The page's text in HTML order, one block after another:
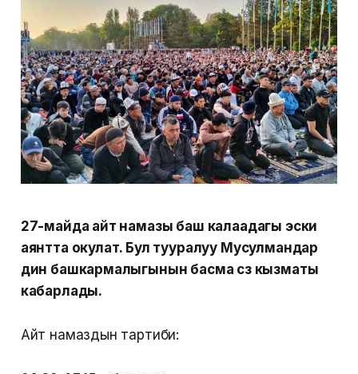
27-майда айт намазы баш калаадагы эски
аянтта окулат. Бул тууралуу Мусулмандар
дин башкармалыгынын басма сөз кызматы
кабарлады.
Айт намаздын тартиби: